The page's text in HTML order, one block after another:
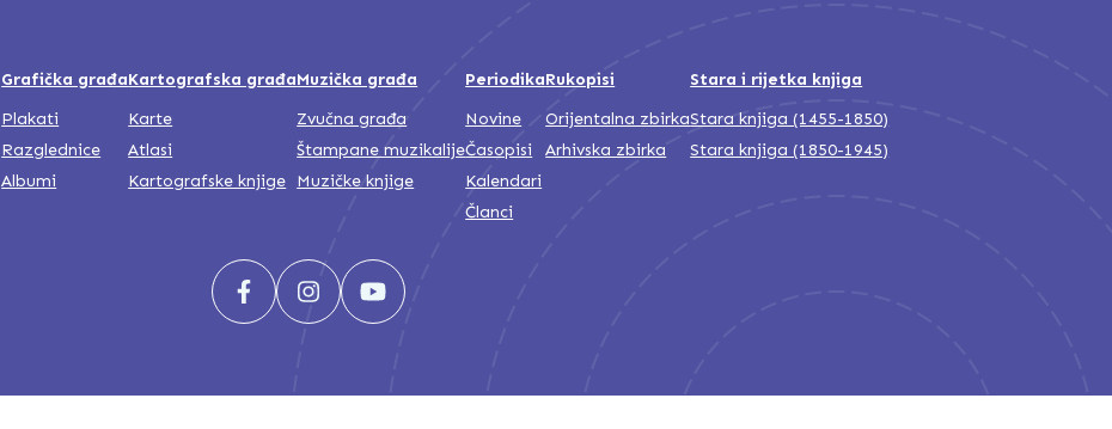
Grafička građa
Plakati
Razglednice
Albumi
Kartografska građa
Karte
Atlasi
Kartografske knjige
Muzička građa
Zvučna građa
Štampane muzikalije
Muzičke knjige
Periodika
Novine
Časopisi
Kalendari
Članci
Rukopisi
Orijentalna zbirka
Arhivska zbirka
Stara i rijetka knjiga
Stara knjiga (1455-1850)
Stara knjiga (1850-1945)